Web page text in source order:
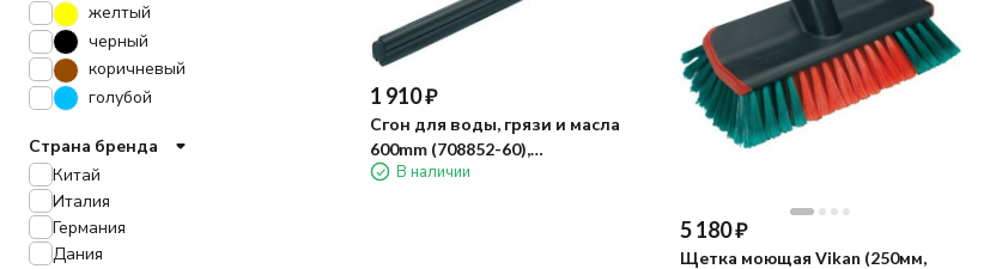
1 910₽
Сгон для воды, грязи и масла
600mm (708852-60),
подсоединение к рукоятке-
В наличии
5 180₽
Щетка моющая Vikan (250мм,
желтый
черный
коричневый
голубой
Страна бренда
Китай
Италия
Германия
Дания